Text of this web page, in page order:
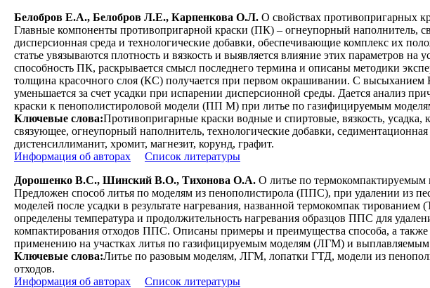
Белобров Е.А., Белобров Л.Е., Карпенкова О.Л. О свойствах противопригарных
Главные компоненты противопригарной краски (ПК) – огнеупорный наполнитель,
дисперсионная среда и технологические добавки, обеспечивающие комплекс их
статье увязываются плотность и вязкость и выявляется влияние этих параметров
способность ПК, раскрывается смысл последнего термина и описаны методики
толщина красочного слоя (КС) получается при первом окрашивании. С высыханием
уменьшается за счет усадки при испарении дисперсионной среды. Дается анализ
краски к пенополистироловой модели (ПП М) при литье по газифицируемым
Ключевые слова:Противопригарные краски водные и спиртовые, вязкость, усадка,
связующее, огнеупорный наполнитель, технологические добавки,
дистенсиллиманит, хромит, магнезит, корунд, графит.
Информация об авторах
Список литературы
Дорошенко В.С., Шинский В.О., Тихонова О.А. О литье по термокомпактируемым
Предложен способ литья по моделям из пенополистирола (ППС), при удалении из
моделей после усадки в результате нагревания, названной термокомпак
определены температура и продолжительность нагревания образцов ППС для
компактирования отходов ППС. Описаны примеры и преимущества способа, а также
применению на участках литья по газифицируемым моделям (ЛГМ) и
Ключевые слова:Литье по разовым моделям, ЛГМ, лопатки ГТД, модели из
отходов.
Информация об авторах
Список литературы